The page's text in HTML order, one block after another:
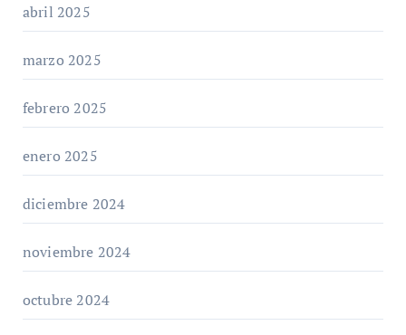
abril 2025
marzo 2025
febrero 2025
enero 2025
diciembre 2024
noviembre 2024
octubre 2024